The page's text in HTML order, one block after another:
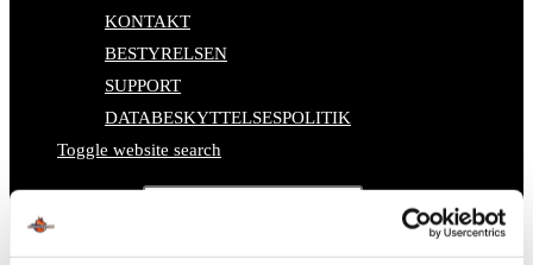
KONTAKT
BESTYRELSEN
SUPPORT
DATABESKYTTELSESPOLITIK
Toggle website search
Search this website